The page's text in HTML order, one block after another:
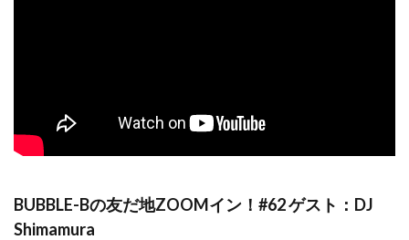
BUBBLE-Bの友だ地ZOOMイン！#62 ゲスト：DJ
Shimamura